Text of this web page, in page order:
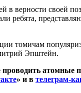
в верности своей
ребята,
томичам
Эпштейн.
проводить атомные
» и в телеграм-